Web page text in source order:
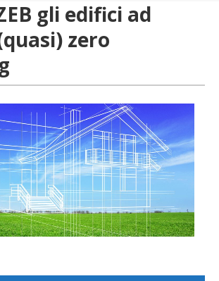
gli edifici ad
zero